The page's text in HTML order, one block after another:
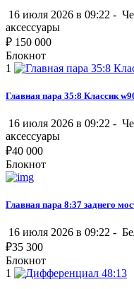
16 июля 2026 в 09:22 -
аксессуары
₽ 150 000
Блокнот
1
Главная пара 35:8 Классик
16 июля 2026 в 09:22 -
аксессуары
₽40 000
Блокнот
Главная пара 8:37 заднего
16 июля 2026 в 09:22 -
₽35 300
Блокнот
1